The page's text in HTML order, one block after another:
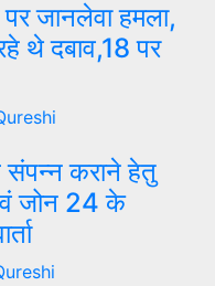
पर जानलेवा हमला,
थे दबाव,18 पर
कराने हेतु
जोन 24 के